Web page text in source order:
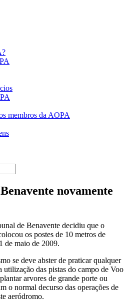
membros da AOPA
novamente
de Benavente decidiu que o
os postes de 10 metros de
de maio de 2009.
se deve abster de praticar qualquer
das pistas do campo de Voo
arvores de grande porte ou
o normal decurso das operações de
aeródromo.